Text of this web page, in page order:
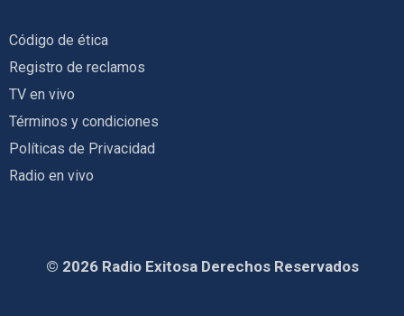
Código de ética
Registro de reclamos
TV en vivo
Términos y condiciones
Políticas de Privacidad
Radio en vivo
© 2026 Radio Exitosa Derechos Reservados